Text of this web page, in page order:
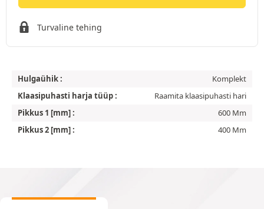
Turvaline tehing
Hulgaühik :
Komplekt
Klaasipuhasti harja tüüp :
Raamita klaasipuhasti hari
Pikkus 1 [mm] :
600 Mm
Pikkus 2 [mm] :
400 Mm